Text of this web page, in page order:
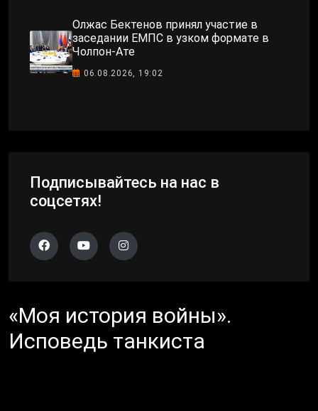
Олжас Бектенов принял участие в
заседании ЕМПС в узком формате в
Чолпон-Ате
06.08.2026, 19:02
Подписывайтесь на нас в
соцсетях!
«Моя история войны».
Исповедь танкиста